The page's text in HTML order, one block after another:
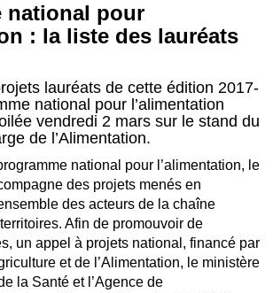
national pour
: la liste des lauréats
lauréats de cette édition 2017-
national pour l’alimentation
vendredi 2 mars sur le stand du
de l’Alimentation.
national pour l’alimentation, le
des projets menés en
des acteurs de la chaîne
Afin de promouvoir de
un appel à projets national, financé par
et de l’Alimentation, le ministère
la Santé et l’Agence de